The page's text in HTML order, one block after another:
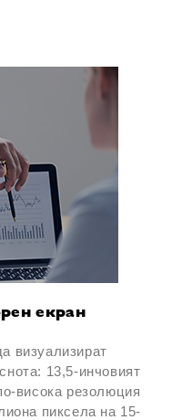
екран
визуализират
13,5-инчовият
висока резолюция
пиксела на 15-